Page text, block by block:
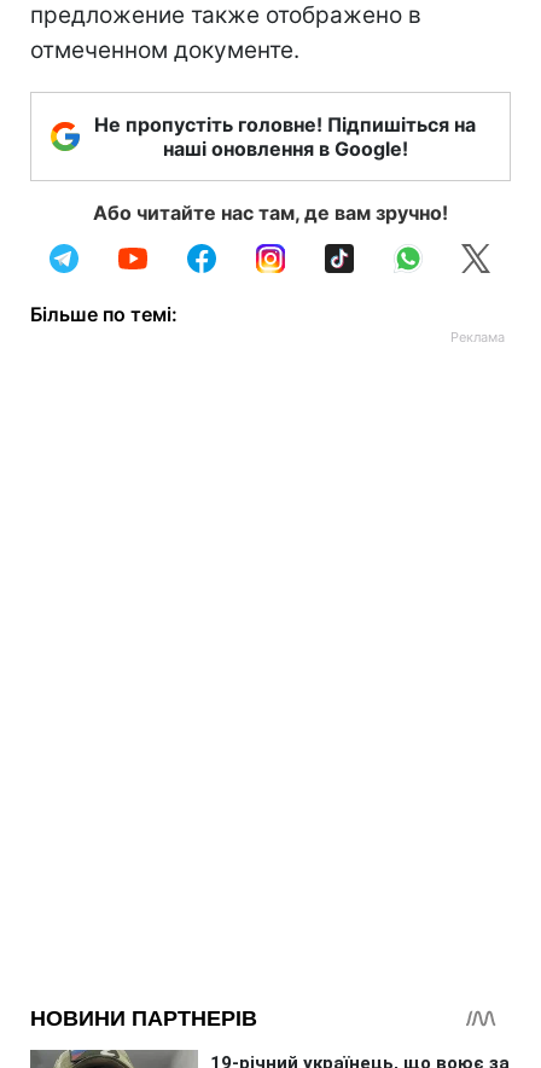
предложение также отображено в
отмеченном документе.
Не пропустіть головне! Підпишіться на
наші оновлення в Google!
Або читайте нас там, де вам зручно!
Більше по темі: